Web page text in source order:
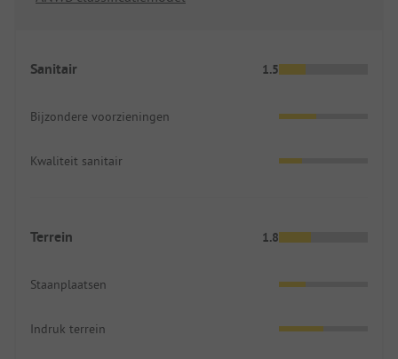
Sanitair 1.5
Bijzondere voorzieningen
Kwaliteit sanitair
Terrein 1.8
Staanplaatsen
Indruk terrein